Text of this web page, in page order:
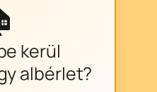
kerül
albérlet?